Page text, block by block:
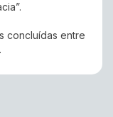
concluídas entre